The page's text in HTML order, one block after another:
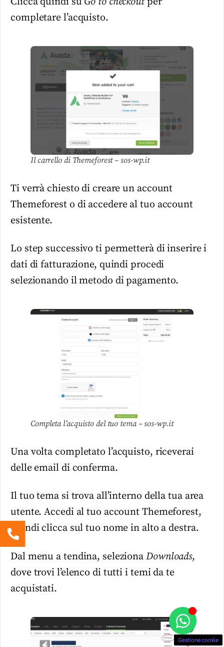
completare l’acquisto.
Il carrello di Themeforest – sos-wp.it
Ti verrà chiesto di creare un account
Themeforest o di accedere al tuo account
esistente.
Lo step successivo ti permetterà di inserire i
dati di fatturazione, quindi procedi
selezionando il metodo di pagamento.
Completa l’acquisto del tuo tema – sos-wp.it
Una volta completato l’acquisto, riceverai
delle email di conferma.
Il tuo tema si trova all’interno della tua area
utente. Accedi al tuo account Themeforest,
quindi clicca sul tuo nome in alto a destra.
Dal menu a tendina, seleziona Downloads,
dove trovi l’elenco di tutti i temi da te
acquistati.
Gestione cookie